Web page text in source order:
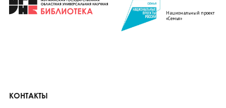
Национальный проект
«Семья»
КОНТАКТЫ